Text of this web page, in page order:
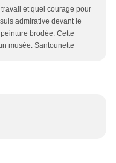
et quel courage pour
admirative devant le
brodée. Cette
musée. Santounette